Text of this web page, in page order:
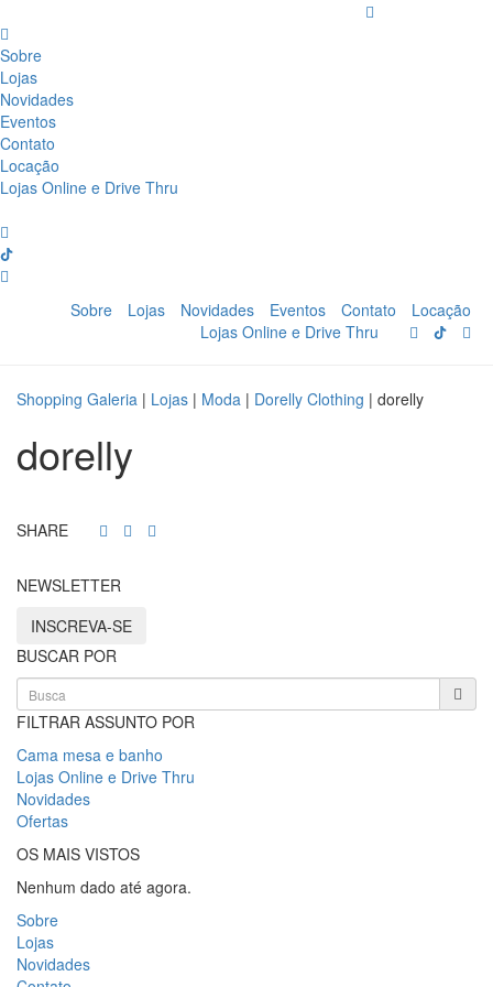
Sobre
Lojas
Novidades
Eventos
Contato
Locação
Lojas Online e Drive Thru
Sobre Lojas Novidades Eventos Contato
Locação
Lojas Online e Drive Thru
Shopping Galeria | Lojas | Moda | Dorelly Clothing | dorelly
dorelly
SHARE
NEWSLETTER
INSCREVA-SE
BUSCAR POR
FILTRAR ASSUNTO POR
Cama mesa e banho
Lojas Online e Drive Thru
Novidades
Ofertas
OS MAIS VISTOS
Nenhum dado até agora.
Sobre
Lojas
Novidades